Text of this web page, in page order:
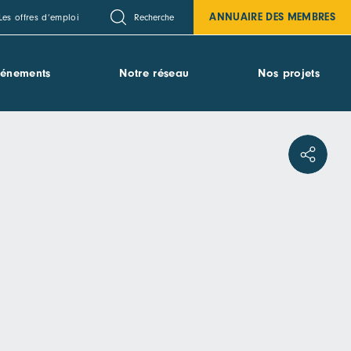
Les offres d’emploi Recherche ANNUAIRE DES MEMBRES
Notre réseau Nos projets